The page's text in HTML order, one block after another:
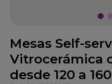
Mesas Self-
Vitrocerámica
desde 120 a